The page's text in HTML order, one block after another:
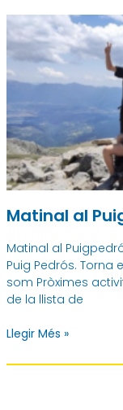
Matinal al
Matinal al
Puig Pedrós. Torna
som Pròximes
de la llista de
Llegir Més »